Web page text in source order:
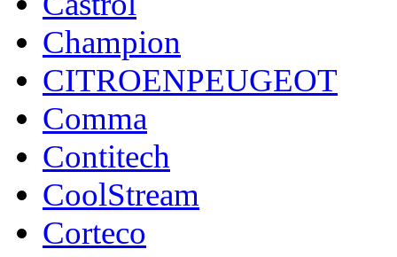
Champion
CITROENPEUGEOT
Comma
Contitech
CoolStream
Corteco